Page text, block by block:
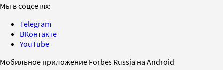
Мы в соцсетях:
Telegram
ВКонтакте
YouTube
Мобильное приложение Forbes Russia на Android